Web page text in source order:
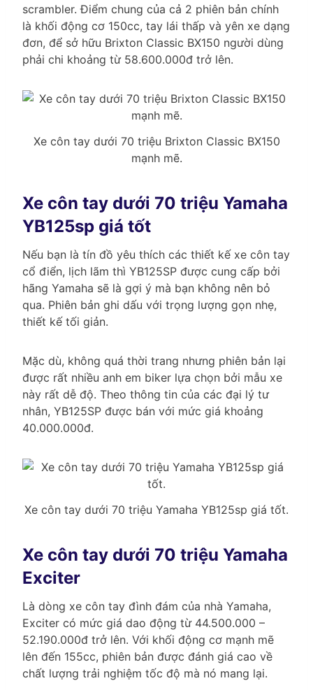
scrambler. Điểm chung của cả 2 phiên bản chính
là khối động cơ 150cc, tay lái thấp và yên xe dạng
đơn, để sở hữu Brixton Classic BX150 người dùng
phải chi khoảng từ 58.600.000đ trở lên.
Xe côn tay dưới 70 triệu Brixton Classic BX150
mạnh mẽ.
Xe côn tay dưới 70 triệu Yamaha
YB125sp giá tốt
Nếu bạn là tín đồ yêu thích các thiết kế xe côn tay
cổ điển, lịch lãm thì YB125SP được cung cấp bởi
hãng Yamaha sẽ là gợi ý mà bạn không nên bỏ
qua. Phiên bản ghi dấu với trọng lượng gọn nhẹ,
thiết kế tối giản.
Mặc dù, không quá thời trang nhưng phiên bản lại
được rất nhiều anh em biker lựa chọn bởi mẫu xe
này rất dễ độ. Theo thông tin của các đại lý tư
nhân, YB125SP được bán với mức giá khoảng
40.000.000đ.
Xe côn tay dưới 70 triệu Yamaha YB125sp giá tốt.
Xe côn tay dưới 70 triệu Yamaha
Exciter
Là dòng xe côn tay đình đám của nhà Yamaha,
Exciter có mức giá dao động từ 44.500.000 –
52.190.000đ trở lên. Với khối động cơ mạnh mẽ
lên đến 155cc, phiên bản được đánh giá cao về
chất lượng trải nghiệm tốc độ mà nó mang lại.